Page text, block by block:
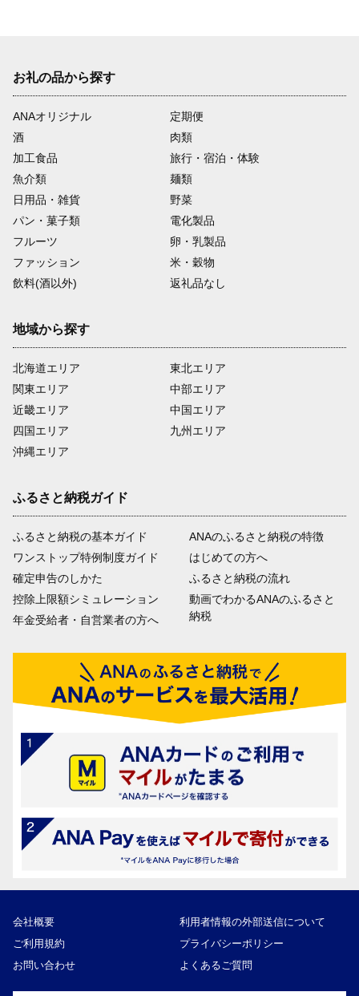
お礼の品から探す
ANAオリジナル
定期便
酒
肉類
加工食品
旅行・宿泊・体験
魚介類
麺類
日用品・雑貨
野菜
パン・菓子類
電化製品
フルーツ
卵・乳製品
ファッション
米・穀物
飲料(酒以外)
返礼品なし
地域から探す
北海道エリア
関東エリア
近畿エリア
四国エリア
沖縄エリア
東北エリア
中部エリア
中国エリア
九州エリア
ふるさと納税ガイド
ふるさと納税の基本ガイド
ワンストップ特例制度ガイド
確定申告のしかた
控除上限額シミュレーション
年金受給者・自営業者の方へ
ANAのふるさと納税の特徴
はじめての方へ
ふるさと納税の流れ
動画でわかるANAのふるさと
納税
会社概要
利用者情報の外部送信について
ご利用規約
プライバシーポリシー
お問い合わせ
よくあるご質問